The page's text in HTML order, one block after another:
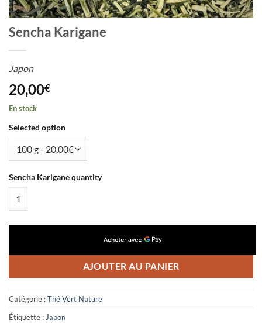
Sencha Karigane
Japon
20,00€
En stock
Selected option
Sencha Karigane quantity
AJOUTER AU PANIER
Catégorie :Thé Vert Nature
Étiquette :Japon